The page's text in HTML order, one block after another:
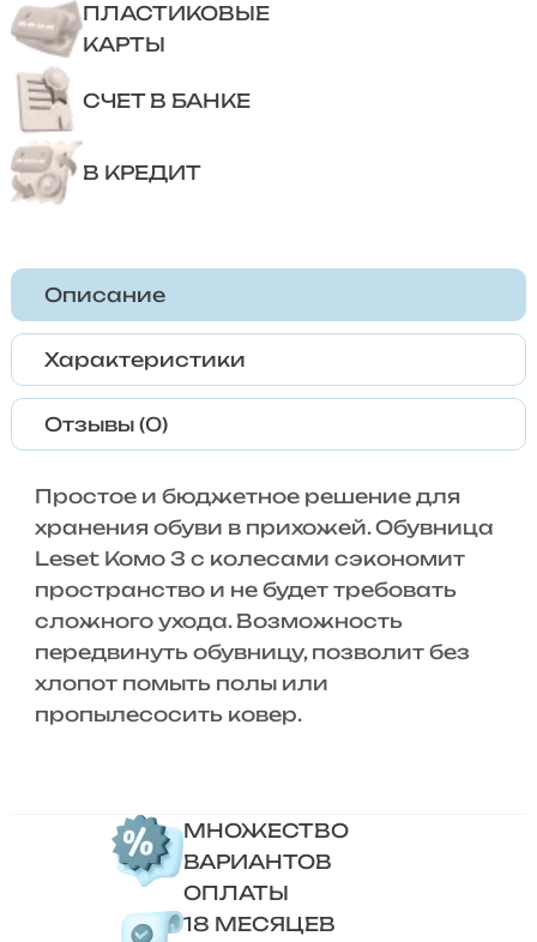
ПЛАСТИКОВЫЕ
КАРТЫ
СЧЕТ В БАНКЕ
В КРЕДИТ
Описание
Характеристики
Отзывы (0)
Простое и бюджетное решение для
хранения обуви в прихожей. Обувница
Leset Комо 3 с колесами сэкономит
пространство и не будет требовать
сложного ухода. Возможность
передвинуть обувницу, позволит без
хлопот помыть полы или
пропылесосить ковер.
МНОЖЕСТВО
ВАРИАНТОВ
ОПЛАТЫ
18 МЕСЯЦЕВ